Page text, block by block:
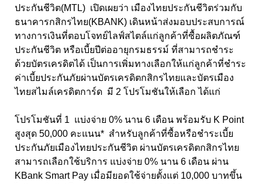
ประกันชีวิต(MTL) เปิดเผยว่า เมืองไทยประกันชีวิตร่วมกับ
ธนาคารกสิกรไทย(KBANK) เดินหน้าส่งมอบประสบการณ์
ทางการเงินที่ตอบโจทย์ไลฟ์สไตล์แก่ลูกค้าที่ซื้อผลิตภัณฑ์
ประกันชีวิต หรือเบี้ยปีต่ออายุกรมธรรม์ ที่สามารถชำระ
ด้วยบัตรเครดิตได้ เป็นการเพิ่มทางเลือกให้แก่ลูกค้าที่ชำระ
ค่าเบี้ยประกันภัยผ่านบัตรเครดิตกสิกรไทยและบัตรเมือง
ไทยสไมล์เครดิตการ์ด มี 2 โปรโมชันให้เลือก ได้แก่
โปรโมชันที่ 1 แบ่งจ่าย 0% นาน 6 เดือน พร้อมรับ K Point
สูงสุด 50,000 คะแนน* สำหรับลูกค้าที่ซื้อหรือชำระเบี้ย
ประกันภัยเมืองไทยประกันชีวิต ผ่านบัตรเครดิตกสิกรไทย
สามารถเลือกใช้บริการ แบ่งจ่าย 0% นาน 6 เดือน ผ่าน
KBank Smart Pay เมื่อมียอดใช้จ่ายตั้งแต่ 10,000 บาทขึ้น